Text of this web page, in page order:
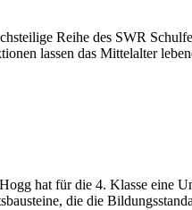
Reihe des SWR
lassen das Mittelalter
hat für die 4. Klasse eine
die die